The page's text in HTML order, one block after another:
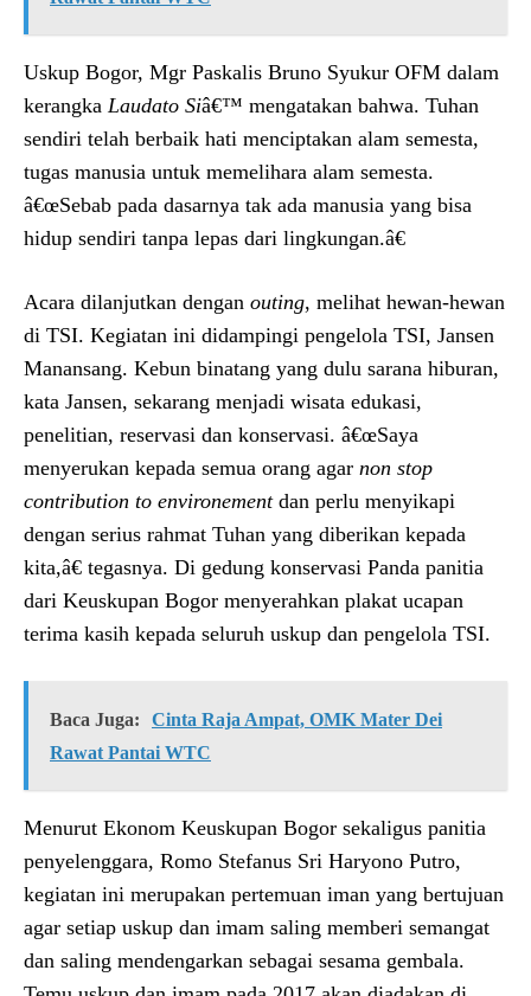
Uskup Bogor, Mgr Paskalis Bruno Syukur OFM dalam
kerangka Laudato Siâ€™ mengatakan bahwa. Tuhan
sendiri telah berbaik hati menciptakan alam semesta,
tugas manusia untuk memelihara alam semesta.
â€œSebab pada dasarnya tak ada manusia yang bisa
hidup sendiri tanpa lepas dari lingkungan.â€
Acara dilanjutkan dengan outing, melihat hewan-hewan
di TSI. Kegiatan ini didampingi pengelola TSI, Jansen
Manansang. Kebun binatang yang dulu sarana hiburan,
kata Jansen, sekarang menjadi wisata edukasi,
penelitian, reservasi dan konservasi. â€œSaya
menyerukan kepada semua orang agar non stop
contribution to environementdan perlu menyikapi
dengan serius rahmat Tuhan yang diberikan kepada
kita,â€ tegasnya. Di gedung konservasi Panda panitia
dari Keuskupan Bogor menyerahkan plakat ucapan
terima kasih kepada seluruh uskup dan pengelola TSI.
Baca Juga:
Cinta Raja Ampat, OMK Mater Dei
Rawat Pantai WTC
Menurut Ekonom Keuskupan Bogor sekaligus panitia
penyelenggara, Romo Stefanus Sri Haryono Putro,
kegiatan ini merupakan pertemuan iman yang bertujuan
agar setiap uskup dan imam saling memberi semangat
dan saling mendengarkan sebagai sesama gembala.